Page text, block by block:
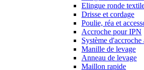
Elingue ronde
Drisse et cordage
Poulie, réa et
Accroche pour IPN
Système d'accroche
Manille de levage
Anneau de levage
Maillon rapide